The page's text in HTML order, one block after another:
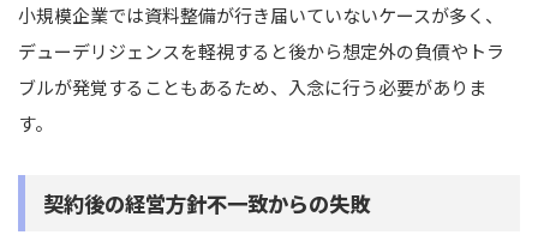
小規模企業では資料整備が行き届いていないケースが多く、
デューデリジェンスを軽視すると後から想定外の負債やトラ
ブルが発覚することもあるため、入念に行う必要がありま
す。
契約後の経営方針不一致からの失敗